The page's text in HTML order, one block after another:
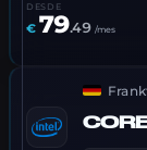
DESDE
€ 79.49 /mes